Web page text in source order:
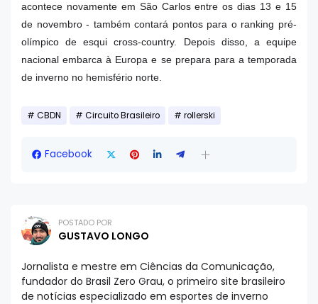
acontece novamente em São Carlos entre os dias 13 e 15
de novembro - também contará pontos para o ranking pré-
olímpico de esqui cross-country. Depois disso, a equipe
nacional embarca à Europa e se prepara para a temporada
de inverno no hemisfério norte.
CBDN Circuito Brasileiro rollerski
Facebook
POSTADO POR
GUSTAVO LONGO
Jornalista e mestre em Ciências da Comunicação,
fundador do Brasil Zero Grau, o primeiro site brasileiro
de notícias especializado em esportes de inverno